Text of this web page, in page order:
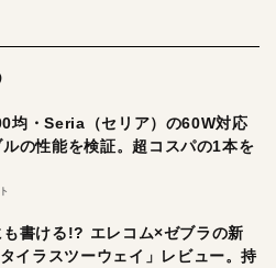
均・Seria（セリア）の60W対応
の性能を検証。超コスパの1本を
書ける!? エレコム×ゼブラの新
イラスツーウェイ」レビュー。持